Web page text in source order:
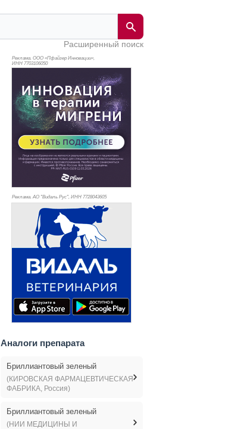
Расширенный поиск
Реклама. ООО «Пфайзер Инновации»,
ИНН 7703106050
Реклама. АО "Видаль Рус", ИНН 7728043605
Аналоги препарата
Бриллиантовый зеленый
(КИРОВСКАЯ ФАРМАЦЕВТИЧЕСКАЯ
ФАБРИКА, Россия)
Бриллиантовый зеленый
(НИИ МЕДИЦИНЫ И